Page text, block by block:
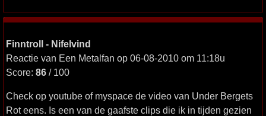
Finntroll - Nifelvind
Reactie van Een Metalfan op 06-08-2010 om 11:18u
Score: 86 / 100
Check op youtube of myspace de video van Under Bergets
Rot eens. Is een van de gaafste clips die ik in tijden gezien